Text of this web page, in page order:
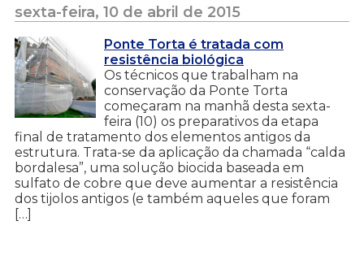
sexta-feira, 10 de abril de 2015
Ponte Torta é tratada com
resistência biológica
Os técnicos que trabalham na
conservação da Ponte Torta
começaram na manhã desta sexta-
feira (10) os preparativos da etapa
final de tratamento dos elementos antigos da
estrutura. Trata-se da aplicação da chamada “calda
bordalesa”, uma solução biocida baseada em
sulfato de cobre que deve aumentar a resistência
dos tijolos antigos (e também aqueles que foram
[…]